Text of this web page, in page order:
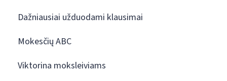
Dažniausiai užduodami klausimai
Mokesčių ABC
Viktorina moksleiviams